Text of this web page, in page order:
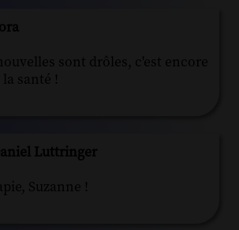
sont drôles, c'est encore
santé !
Luttringer
Suzanne !